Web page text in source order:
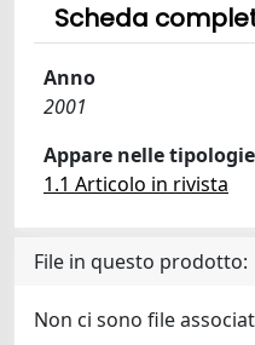
Scheda
Anno
2001
Appare nelle
1.1 Articolo in rivista
File in questo prodotto:
Non ci sono file